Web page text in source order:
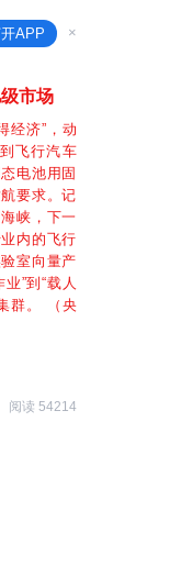
APP ×
市场
经济”，动
飞行汽车
电池用固
要求。记
峡，下一
内的飞行
室向量产
”到“载人
群。 （央
阅读 54214